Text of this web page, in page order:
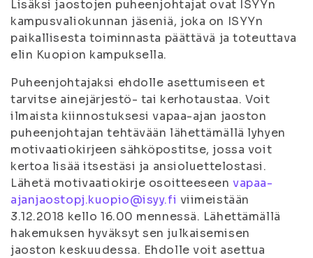
Lisäksi jaostojen puheenjohtajat ovat ISYYn
kampusvaliokunnan jäseniä, joka on ISYYn
paikallisesta toiminnasta päättävä ja toteuttava
elin Kuopion kampuksella.
Puheenjohtajaksi ehdolle asettumiseen et
tarvitse ainejärjestö- tai kerhotaustaa. Voit
ilmaista kiinnostuksesi vapaa-ajan jaoston
puheenjohtajan tehtävään lähettämällä lyhyen
motivaatiokirjeen sähköpostitse, jossa voit
kertoa lisää itsestäsi ja ansioluettelostasi.
Lähetä motivaatiokirje osoitteeseenvapaa-
ajanjaostopj.kuopio@isyy.fi viimeistään
3.12.2018 kello 16.00 mennessä. Lähettämällä
hakemuksen hyväksyt sen julkaisemisen
jaoston keskuudessa. Ehdolle voit asettua